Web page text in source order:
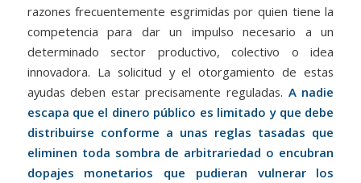
razones frecuentemente esgrimidas por quien tiene la
competencia para dar un impulso necesario a un
determinado sector productivo, colectivo o idea
innovadora. La solicitud y el otorgamiento de estas
ayudas deben estar precisamente reguladas. A nadie
escapa que el dinero público es limitado y que debe
distribuirse conforme a unas reglas tasadas que
eliminen toda sombra de arbitrariedad o encubran
dopajes monetarios que pudieran vulnerar los